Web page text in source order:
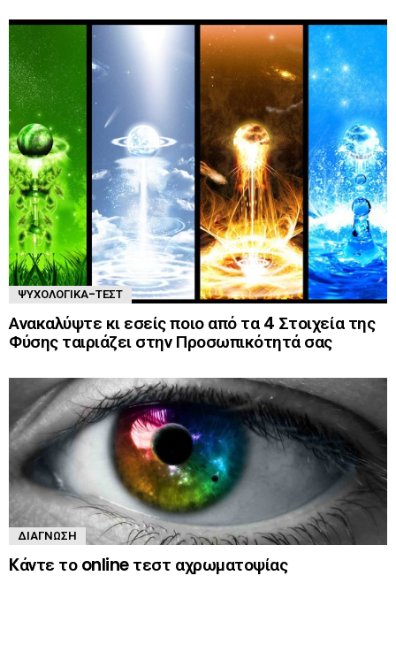
ΨΥΧΟΛΟΓΙΚΆ-ΤΈΣΤ
Ανακαλύψτε κι εσείς ποιο από τα 4 Στοιχεία της
Φύσης ταιριάζει στην Προσωπικότητά σας
ΔΙΆΓΝΩΣΗ
Kάντε το online τεστ αχρωματοψίας